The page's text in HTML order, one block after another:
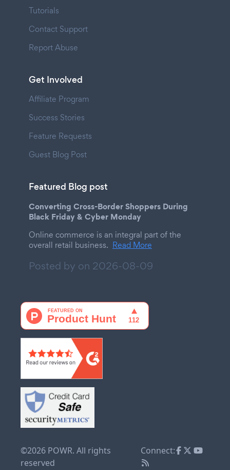
Tutorials
Contact Support
Report Abuse
Get Involved
Affiliate Program
Success Stories
Feature Requests
Guest Blog Post
Featured Blog post
Converting Cross-Border Shoppers During
Black Friday & Cyber Monday
Online commerce is an integral part of the
overall retail business. Read More
Posted by on 2026-08-09
©2026 POWR. All rights
reserved
Connect: